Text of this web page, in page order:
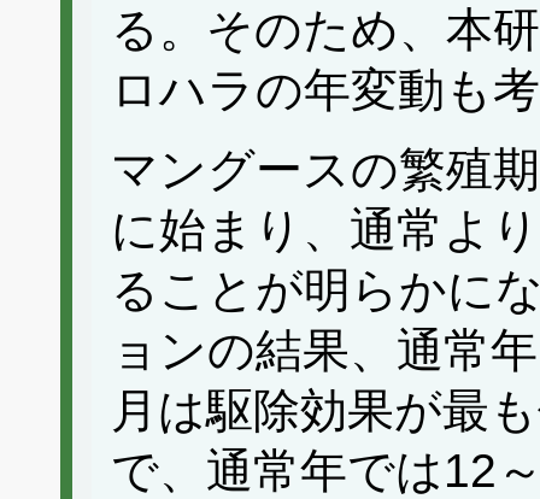
る。そのため、本
ロハラの年変動も
マングースの繁殖
に始まり、通常よ
ることが明らかに
ョンの結果、通常
月は駆除効果が最
で、通常年では12